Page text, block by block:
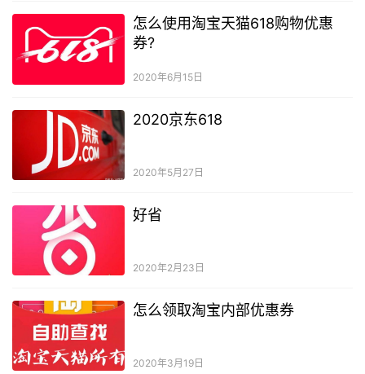
怎么使用淘宝天猫618购物优惠
券?
2020年6月15日
2020京东618
2020年5月27日
好省
2020年2月23日
怎么领取淘宝内部优惠券
2020年3月19日